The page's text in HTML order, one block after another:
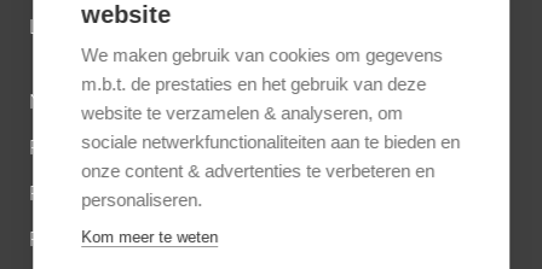
Luxe reizen
Natuurreizen
Private Jet
Privé villa’s
Riviercruises wereldwijd
website
We maken gebruik van cookies om gegevens
m.b.t. de prestaties en het gebruik van deze
website te verzamelen & analyseren, om
sociale netwerkfunctionaliteiten aan te bieden en
onze content & advertenties te verbeteren en
personaliseren.
Kom meer te weten